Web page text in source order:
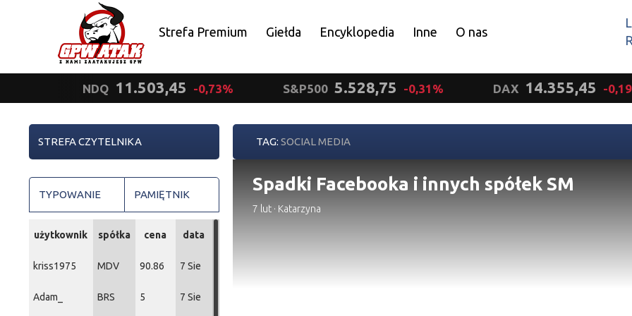
Strefa Premium Giełda Encyklopedia Inne O nas
NDQ 11.503,45 -0,73% S&P500 5.528,75 -0,31% DAX 14.355,45 -
TAG: SOCIAL MEDIA
Spadki Facebooka i innych spółek SM
7 lut · Katarzyna
STREFA CZYTELNIKA
TYPOWANIE PAMIĘTNIK
użytkownik spółka cena data
kriss1975 MDV 90.86 7 Sie
Adam_ BRS 5 7 Sie